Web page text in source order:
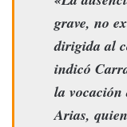
grave, no
dirigida al
indicó
la vocación
Arias,